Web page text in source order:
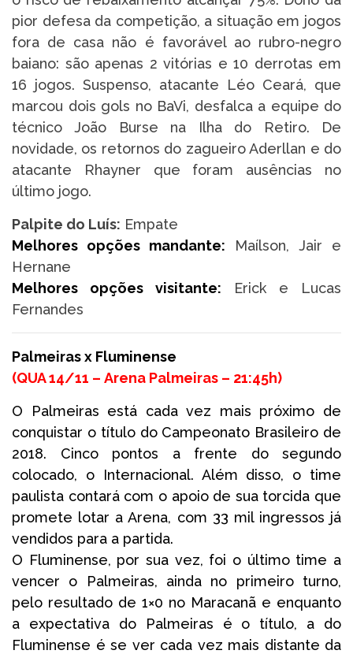
pior defesa da competição, a situação em jogos
fora de casa não é favorável ao rubro-negro
baiano: são apenas 2 vitórias e 10 derrotas em
16 jogos. Suspenso, atacante Léo Ceará, que
marcou dois gols no BaVi, desfalca a equipe do
técnico João Burse na Ilha do Retiro. De
novidade, os retornos do zagueiro Aderllan e do
atacante Rhayner que foram ausências no
último jogo.
Palpite do Luís: Empate
Melhores opções mandante: Maílson, Jair e
Hernane
Melhores opções visitante: Erick e Lucas
Fernandes
Palmeiras x Fluminense
(QUA 14/11 – Arena Palmeiras – 21:45h)
O Palmeiras está cada vez mais próximo de
conquistar o título do Campeonato Brasileiro de
2018. Cinco pontos a frente do segundo
colocado, o Internacional. Além disso, o time
paulista contará com o apoio de sua torcida que
promete lotar a Arena, com 33 mil ingressos já
vendidos para a partida.
O Fluminense, por sua vez, foi o último time a
vencer o Palmeiras, ainda no primeiro turno,
pelo resultado de 1×0 no Maracanã e enquanto
a expectativa do Palmeiras é o título, a do
Fluminense é se ver cada vez mais distante da